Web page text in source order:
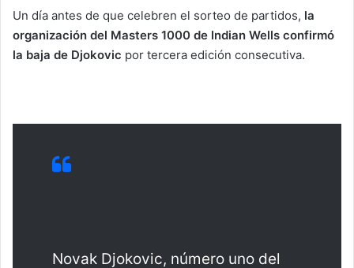
Un día antes de que celebren el sorteo de partidos, la
organización del Masters 1000 de Indian Wells confirmó
la baja de Djokovic por tercera edición consecutiva.
Novak Djokovic, número uno del